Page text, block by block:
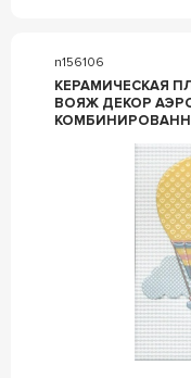
n156106
КЕРАМИЧЕСКАЯ
ВОЯЖ ДЕКОР АЭРОСТАТ 2 20Х20